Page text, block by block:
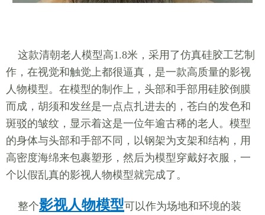
这款清朝老人模型高1.8米，采用了仿真硅胶工艺制
作，在视觉和触觉上都很逼真，是一款高质量的影视
人物模型。在模型的制作上，头部和手部用硅胶倒膜
而成，胡须和发丝是一点点扎进去的，苍白的发色和
斑驳的皱纹，显示着这是一位年逾古稀的老人。模型
的身体与头部和手部不同，以钢架为支架和结构，用
高密度海绵来包裹塑形，然后为模型穿戴好衣服，一
个以假乱真的影视人物模型就完成了。
整个影视人物模型可以作为场地和环境的装